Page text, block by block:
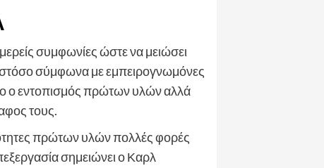
συμφωνίες ώστε να μειώσει
σύμφωνα με εμπειρογνωμόνες
ο εντοπισμός πρώτων υλών αλλά
τους.
πρώτων υλών πολλές φορές
σημειώνει ο Καρλ